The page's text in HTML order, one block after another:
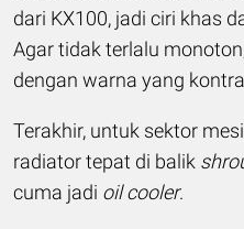
dari KX100, jadi ciri khas
Agar tidak terlalu
dengan warna yang
Terakhir, untuk sektor
radiator tepat di balik
cuma jadi oil cooler.